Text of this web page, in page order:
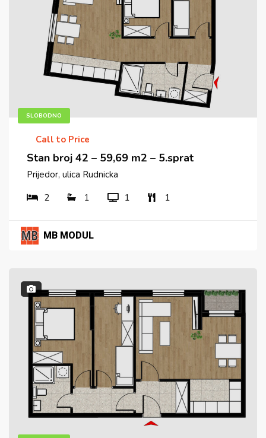
SLOBODNO
Call to Price
Stan broj 42 – 59,69 m2 – 5.sprat
Prijedor, ulica Rudnicka
2
1 1 1
MB MODUL